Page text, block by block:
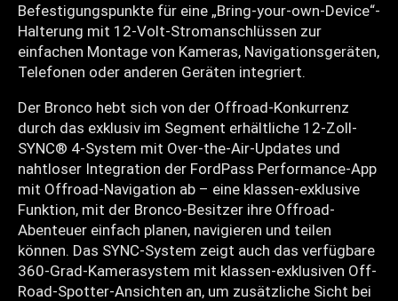
Befestigungspunkte für eine „Bring-your-own-Device“-
Halterung mit 12-Volt-Stromanschlüssen zur
einfachen Montage von Kameras, Navigationsgeräten,
Telefonen oder anderen Geräten integriert.
Der Bronco hebt sich von der Offroad-Konkurrenz
durch das exklusiv im Segment erhältliche 12-Zoll-
SYNC® 4-System mit Over-the-Air-Updates und
nahtloser Integration der FordPass Performance-App
mit Offroad-Navigation ab – eine klassen-exklusive
Funktion, mit der Bronco-Besitzer ihre Offroad-
Abenteuer einfach planen, navigieren und teilen
können. Das SYNC-System zeigt auch das verfügbare
360-Grad-Kamerasystem mit klassen-exklusiven Off-
Road-Spotter-Ansichten an, um zusätzliche Sicht bei